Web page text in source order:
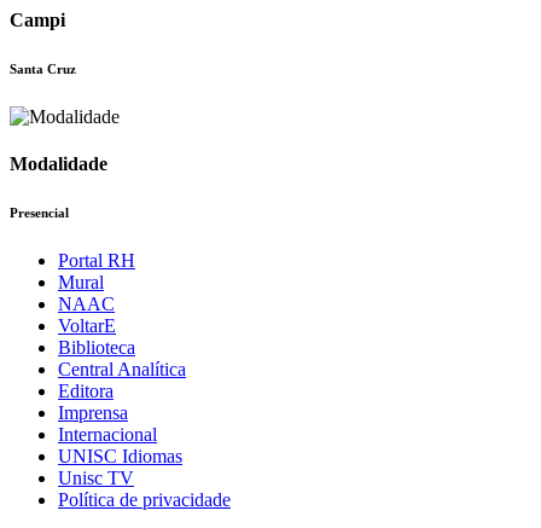
Campi
Santa Cruz
Modalidade
Presencial
Portal RH
Mural
NAAC
VoltarE
Biblioteca
Central Analítica
Editora
Imprensa
Internacional
UNISC Idiomas
Unisc TV
Política de privacidade